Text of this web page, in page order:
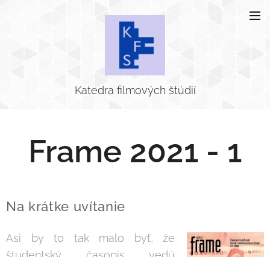
Katedra filmových štúdií
Frame 2021 - 1
Na krátke uvítanie
Asi by to tak malo byť, že